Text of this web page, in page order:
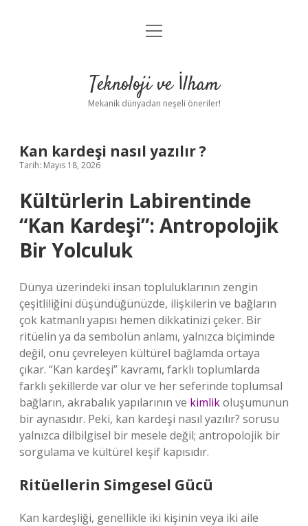
Anasayfa
Yasal Uyarı
menüyü
Teknoloji ve İlham
Mekanik dünyadan neşeli öneriler!
Kan kardeşi nasıl yazılır ?
Tarih: Mayıs 18, 2026
Kültürlerin Labirentinde
“Kan Kardeşi”: Antropolojik
Bir Yolculuk
Dünya üzerindeki insan topluluklarının zengin
çeşitliliğini düşündüğünüzde, ilişkilerin ve bağların
çok katmanlı yapısı hemen dikkatinizi çeker. Bir
ritüelin ya da sembolün anlamı, yalnızca biçiminde
değil, onu çevreleyen kültürel bağlamda ortaya
çıkar. “Kan kardeşi” kavramı, farklı toplumlarda
farklı şekillerde var olur ve her seferinde toplumsal
bağların, akrabalık yapılarının ve kimlikoluşumunun
bir aynasıdır. Peki, kan kardeşi nasıl yazılır? sorusu
yalnızca dilbilgisel bir mesele değil; antropolojik bir
sorgulama ve kültürel keşif kapısıdır.
Ritüellerin Simgesel Gücü
Kan kardeşliği, genellikle iki kişinin veya iki aile